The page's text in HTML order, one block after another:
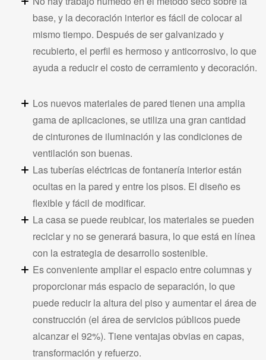
base, y la decoración interior es fácil de colocar al
mismo tiempo. Después de ser galvanizado y
recubierto, el perfil es hermoso y anticorrosivo, lo que
ayuda a reducir el costo de cerramiento y decoración.
Los nuevos materiales de pared tienen una amplia
gama de aplicaciones, se utiliza una gran cantidad
de cinturones de iluminación y las condiciones de
ventilación son buenas.
Las tuberías eléctricas de fontanería interior están
ocultas en la pared y entre los pisos. El diseño es
flexible y fácil de modificar.
La casa se puede reubicar, los materiales se pueden
reciclar y no se generará basura, lo que está en línea
con la estrategia de desarrollo sostenible.
Es conveniente ampliar el espacio entre columnas y
proporcionar más espacio de separación, lo que
puede reducir la altura del piso y aumentar el área de
construcción (el área de servicios públicos puede
alcanzar el 92%). Tiene ventajas obvias en capas,
transformación y refuerzo.